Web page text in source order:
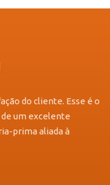
do cliente. Esse é o
um excelente
prima aliada à